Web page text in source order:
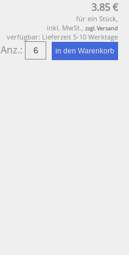
3.85 €
für ein Stück,
inkl. MwSt., zzgl. Versand
verfügbar: Lieferzeit 5-10 Werktage
Anz.: